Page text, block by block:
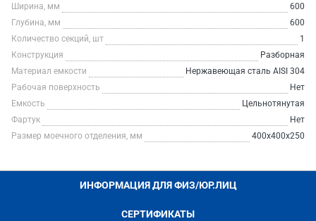
Ширина, мм
600
Глубина, мм
600
Количество секций, шт
1
Конструкция
Разборная
Материал емкости
Нержавеющая сталь AISI 304
Рабочая поверхность
Нет
Емкость
Цельнотянутая
Фартук
Нет
Размер моечного отделения, мм
400х400х250
ИНФОРМАЦИЯ ДЛЯ ФИЗ/ЮР.ЛИЦ
СЕРТИФИКАТЫ